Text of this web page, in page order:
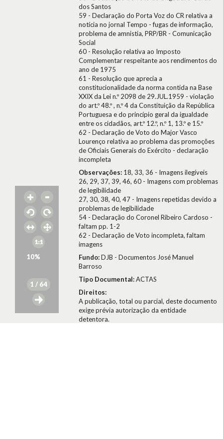
10%
1 / 64
dos Santos
59 - Declaração do Porta Voz do CR relativa a
notícia no jornal Tempo - fugas de informação,
problema de amnistia, PRP/BR - Comunicação
Social
60 - Resolução relativa ao Imposto
Complementar respeitante aos rendimentos do
ano de 1975
61 - Resolução que aprecia a
constitucionalidade da norma contida na Base
XXIX da Lei n.º 2098 de 29.JUL.1959 - violação
do art.º 48.º , n.º 4 da Constituição da República
Portuguesa e do princípio geral da igualdade
entre os cidadãos, art.º 12.º, n.º 1, 13.º e 15.º
62 - Declaração de Voto do Major Vasco
Lourenço relativa ao problema das promoções
de Oficiais Generais do Exército - declaração
incompleta
Observações: 18, 33, 36 - Imagens ilegíveis
26, 29, 37, 39, 46, 60 - Imagens com problemas
de legibilidade
27, 30, 38, 40, 47 - Imagens repetidas devido a
problemas de legibilidade
54 - Declaração do Coronel Ribeiro Cardoso -
faltam pp. 1-2
62 - Declaração de Voto incompleta, faltam
imagens
Fundo:DJB - Documentos José Manuel
Barroso
Tipo Documental:ACTAS
Direitos:
A publicação, total ou parcial, deste documento
exige prévia autorização da entidade
detentora.